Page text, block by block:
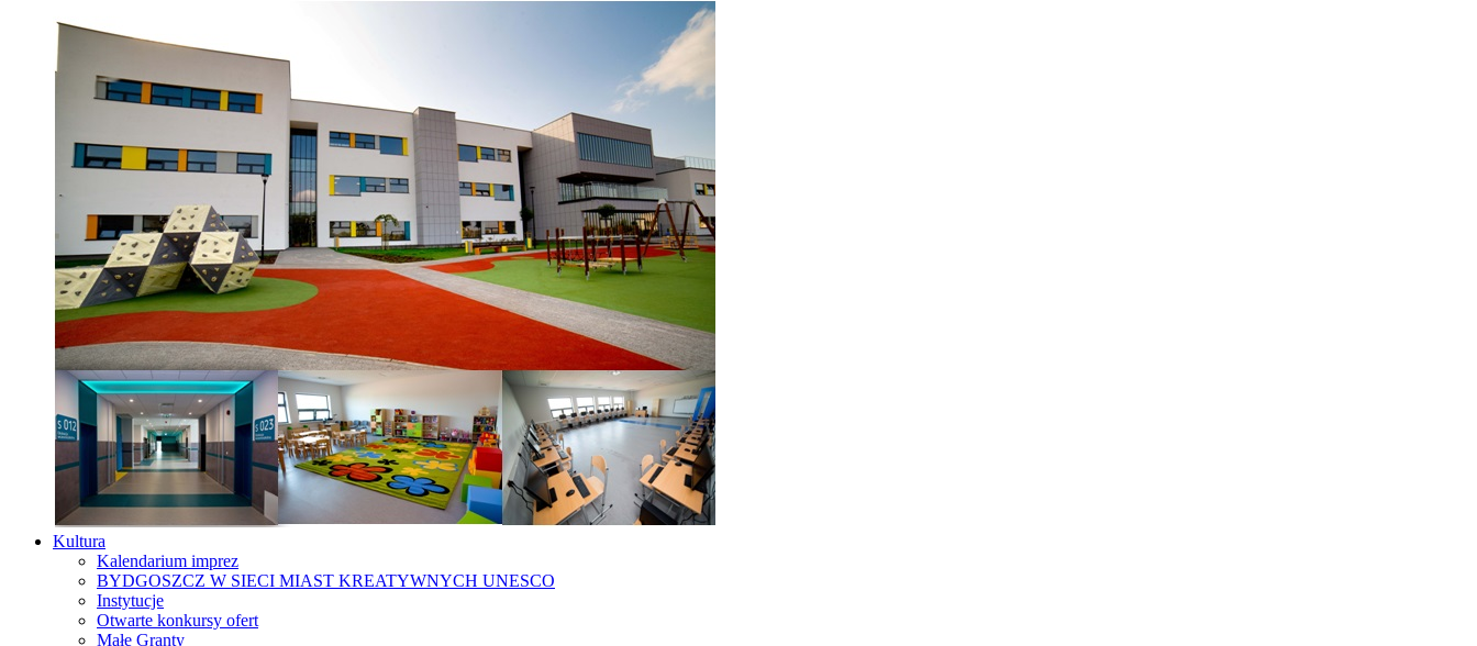
Kultura
Kalendarium imprez
BYDGOSZCZ W SIECI MIAST KREATYWNYCH UNESCO
Instytucje
Otwarte konkursy ofert
Małe Granty